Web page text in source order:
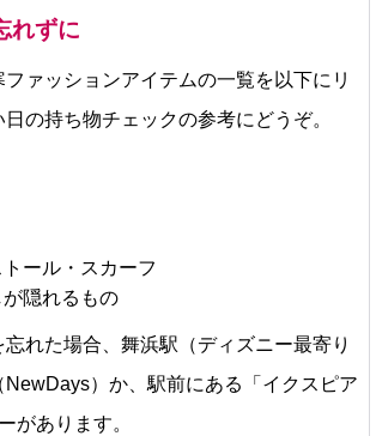
れずに
ァッションアイテムの一覧を以下にリ
の持ち物チェックの参考にどうぞ。
ール・スカーフ
隠れるもの
れた場合、舞浜駅（ディズニー最寄り
）か、駅前にある「イクスピア
があります。